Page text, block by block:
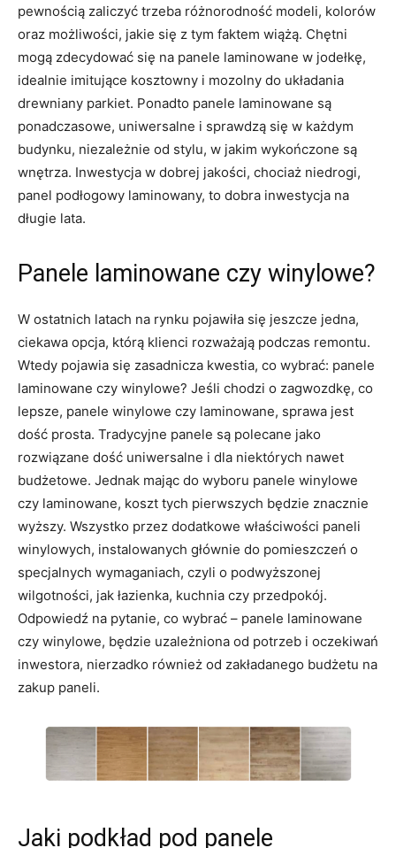
pewnością zaliczyć trzeba różnorodność modeli, kolorów
oraz możliwości, jakie się z tym faktem wiążą. Chętni
mogą zdecydować się na panele laminowane w jodełkę,
idealnie imitujące kosztowny i mozolny do układania
drewniany parkiet. Ponadto panele laminowane są
ponadczasowe, uniwersalne i sprawdzą się w każdym
budynku, niezależnie od stylu, w jakim wykończone są
wnętrza. Inwestycja w dobrej jakości, chociaż niedrogi,
panel podłogowy laminowany, to dobra inwestycja na
długie lata.
Panele laminowane czy winylowe?
W ostatnich latach na rynku pojawiła się jeszcze jedna,
ciekawa opcja, którą klienci rozważają podczas remontu.
Wtedy pojawia się zasadnicza kwestia, co wybrać: panele
laminowane czy winylowe? Jeśli chodzi o zagwozdkę, co
lepsze, panele winylowe czy laminowane, sprawa jest
dość prosta. Tradycyjne panele są polecane jako
rozwiązane dość uniwersalne i dla niektórych nawet
budżetowe. Jednak mając do wyboru panele winylowe
czy laminowane, koszt tych pierwszych będzie znacznie
wyższy. Wszystko przez dodatkowe właściwości paneli
winylowych, instalowanych głównie do pomieszczeń o
specjalnych wymaganiach, czyli o podwyższonej
wilgotności, jak łazienka, kuchnia czy przedpokój.
Odpowiedź na pytanie, co wybrać – panele laminowane
czy winylowe, będzie uzależniona od potrzeb i oczekiwań
inwestora, nierzadko również od zakładanego budżetu na
zakup paneli.
Jaki podkład pod panele